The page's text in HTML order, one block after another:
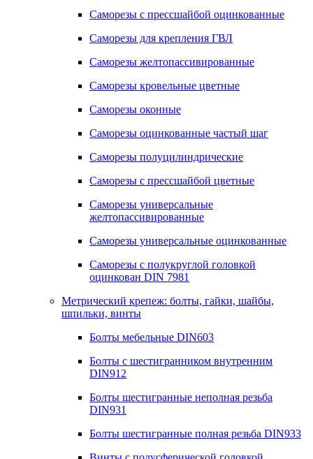
Саморезы с прессшайбой оцинкованные
Саморезы для крепления ГВЛ
Саморезы желтопассивированные
Саморезы кровельные цветные
Саморезы оконные
Саморезы оцинкованные частый шаг
Саморезы полуцилиндрические
Саморезы с прессшайбой цветные
Саморезы универсальные
желтопассивированные
Саморезы универсальные оцинкованные
Саморезы с полукруглой головкой
оцинкован DIN 7981
Метрический крепеж: болты, гайки, шайбы,
шпильки, винты
Болты мебельные DIN603
Болты с шестигранником внутренним
DIN912
Болты шестигранные неполная резьба
DIN931
Болты шестигранные полная резьба DIN933